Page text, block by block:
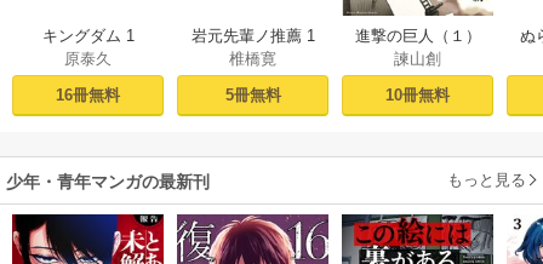
キングダム 1
原泰久
16冊無料
岩元先輩ノ推薦 1
椎橋寛
5冊無料
進撃の巨人（１）
諫山創
10冊無料
ぬ
少年・青年マンガの最新刊 もっと見る